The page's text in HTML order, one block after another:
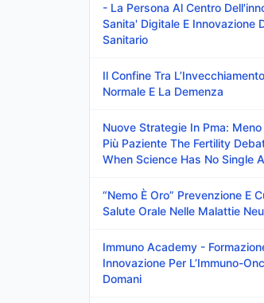
- La Persona Al Centro
Sanita' Digitale E Innovazione
Sanitario
Il Confine Tra
Normale E La Demenza
Nuove Strategie In Pma:
Più Paziente The Fertility
When Science Has No Single
“Nemo È Oro” Prevenzione E
Salute Orale Nelle Malattie
Immuno Academy -
Innovazione Per L’Immuno-
Domani